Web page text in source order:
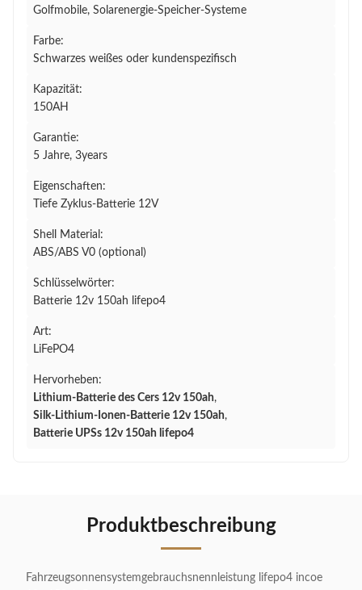
Golfmobile, Solarenergie-Speicher-Systeme
Farbe:
Schwarzes weißes oder kundenspezifisch
Kapazität:
150AH
Garantie:
5 Jahre, 3years
Eigenschaften:
Tiefe Zyklus-Batterie 12V
Shell Material:
ABS/ABS V0 (optional)
Schlüsselwörter:
Batterie 12v 150ah lifepo4
Art:
LiFePO4
Hervorheben:
Lithium-Batterie des Cers 12v 150ah,
Silk-Lithium-Ionen-Batterie 12v 150ah,
Batterie UPSs 12v 150ah lifepo4
Produktbeschreibung
Fahrzeugsonnensystemgebrauchsnennleistung lifepo4 incoe